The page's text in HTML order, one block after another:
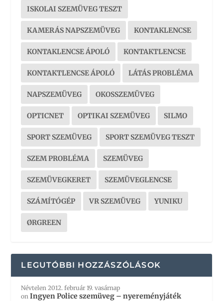
ISKOLAI SZEMÜVEG TESZT
KAMERÁS NAPSZEMÜVEG KONTAKLENCSE
KONTAKLENCSE ÁPOLÓ KONTAKTLENCSE
KONTAKTLENCSE ÁPOLÓ LÁTÁS PROBLÉMA
NAPSZEMÜVEG OKOSSZEMÜVEG
OPTICNET OPTIKAI SZEMÜVEG SILMO
SPORT SZEMÜVEG SPORT SZEMÜVEG TESZT
SZEM PROBLÉMA SZEMÜVEG
SZEMÜVEGKERET SZEMÜVEGLENCSE
SZÁMÍTÓGÉP VR SZEMÜVEG YUNIKU
ØRGREEN
LEGUTÓBBI HOZZÁSZÓLÁSOK
Névtelen 2012. február 19. vasárnap
onIngyen Police szemüveg – nyereményjáték